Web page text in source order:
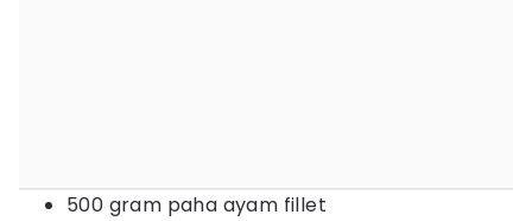
500 gram paha ayam fillet